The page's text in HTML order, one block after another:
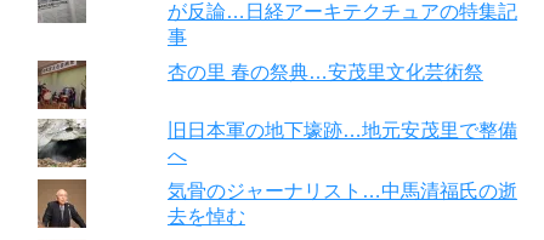
が反論…日経アーキテクチュアの特集記
事
杏の里 春の祭典…安茂里文化芸術祭
旧日本軍の地下壕跡…地元安茂里で整備
へ
気骨のジャーナリスト…中馬清福氏の逝
去を悼む